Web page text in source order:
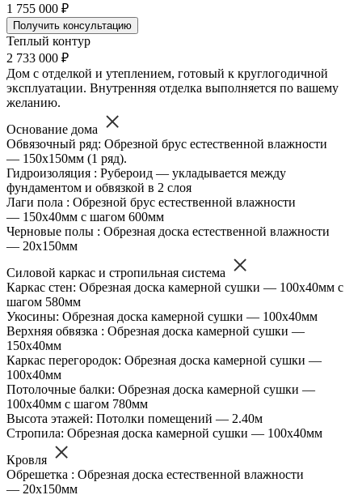
1 755 000 ₽
Получить консультацию
Теплый контур
2 733 000 ₽
Дом с отделкой и утеплением, готовый к круглогодичной
эксплуатации. Внутренняя отделка выполняется по вашему
желанию.
Основание дома
Обвязочный ряд: Обрезной брус естественной влажности
— 150х150мм (1 ряд).
Гидроизоляция : Рубероид — укладывается между
фундаментом и обвязкой в 2 слоя
Лаги пола : Обрезной брус естественной влажности
— 150х40мм с шагом 600мм
Черновые полы : Обрезная доска естественной влажности
— 20х150мм
Силовой каркас и стропильная система
Каркас стен: Обрезная доска камерной сушки — 100х40мм с
шагом 580мм
Укосины: Обрезная доска камерной сушки — 100х40мм
Верхняя обвязка : Обрезная доска камерной сушки —
150х40мм
Каркас перегородок: Обрезная доска камерной сушки —
100х40мм
Потолочные балки: Обрезная доска камерной сушки —
100х40мм с шагом 780мм
Высота этажей: Потолки помещений — 2.40м
Стропила: Обрезная доска камерной сушки — 100х40мм
Кровля
Обрешетка : Обрезная доска естественной влажности
— 20х150мм